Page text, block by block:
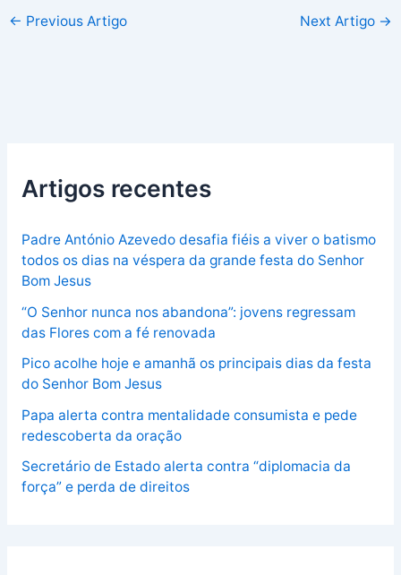
← Previous Artigo Next Artigo →
Artigos recentes
Padre António Azevedo desafia fiéis a viver o batismo
todos os dias na véspera da grande festa do Senhor
Bom Jesus
“O Senhor nunca nos abandona”: jovens regressam
das Flores com a fé renovada
Pico acolhe hoje e amanhã os principais dias da festa
do Senhor Bom Jesus
Papa alerta contra mentalidade consumista e pede
redescoberta da oração
Secretário de Estado alerta contra “diplomacia da
força” e perda de direitos